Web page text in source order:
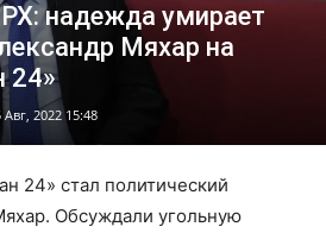
надежда умирает
Мяхар на
24»
Авг, 2022 15:48
24» стал политический
Обсуждали угольную